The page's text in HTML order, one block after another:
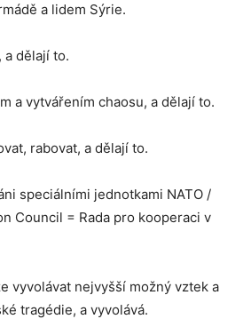
a lidem Sýrie.
a dělají to.
a vytvářením chaosu, a dělají to.
rabovat, a dělají to.
speciálními jednotkami NATO /
Council = Rada pro kooperaci v
vyvolávat nejvyšší možný vztek a
tragédie, a vyvolává.